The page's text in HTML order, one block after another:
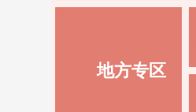
地方专区